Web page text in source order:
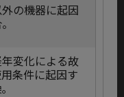
の機器に起因
変化による故
条件に起因す